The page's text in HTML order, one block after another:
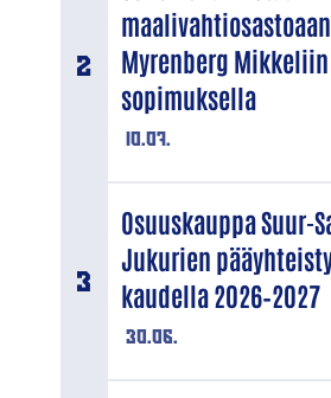
10.07.
Myrenberg
sopimuksella
30.06.
Osuuskauppa Suur-
Jukurien
kaudella 2026–2027